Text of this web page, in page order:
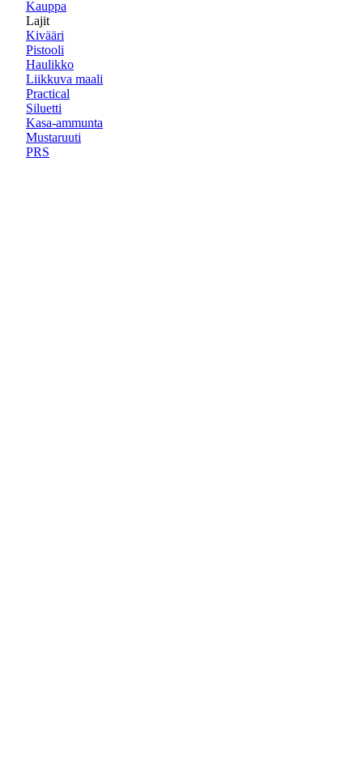
Kauppa
Lajit
Kivääri
Pistooli
Haulikko
Liikkuva maali
Practical
Siluetti
Kasa-ammunta
Mustaruuti
PRS